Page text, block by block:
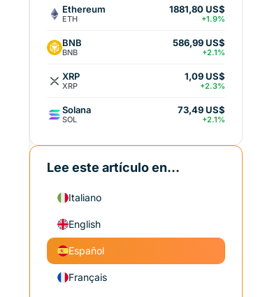
Ethereum
ETH
1881,80 US$
+1.9%
BNB
BNB
586,99 US$
+2.1%
XRP
XRP
1,09 US$
+2.3%
Solana
SOL
73,49 US$
+2.1%
Lee este artículo en...
Italiano
English
Español
Français